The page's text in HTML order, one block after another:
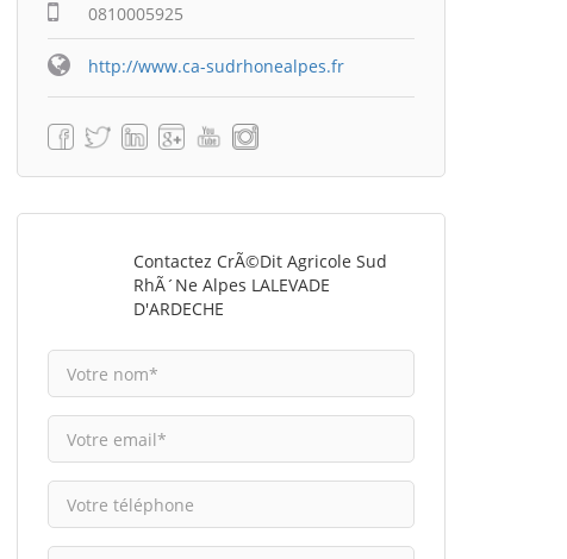
0810005925
http://www.ca-sudrhonealpes.fr
Contactez CrÃ©dit Agricole Sud
RhÃ´ne Alpes LALEVADE
D'ARDECHE